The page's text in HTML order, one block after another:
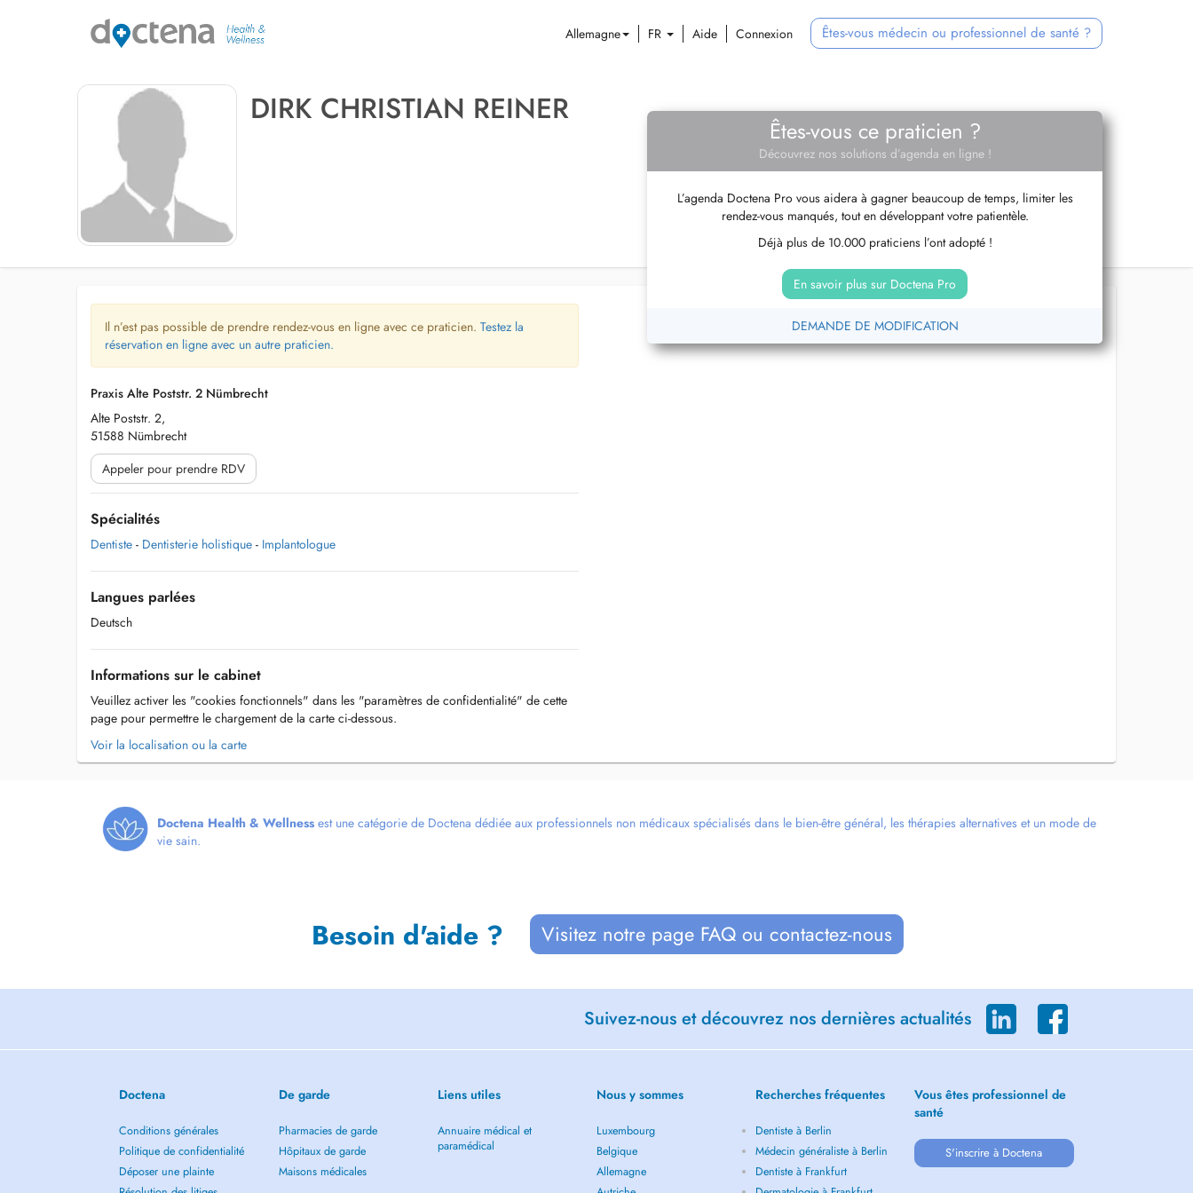
Allemagne FR Aide Connexion Êtes-vous médecin ou professionnel de santé ?
DIRK CHRISTIAN REINER
Êtes-vous ce praticien ?
Découvrez nos solutions d’agenda en ligne !
L’agenda Doctena Pro vous aidera à gagner beaucoup de temps, limiter les
rendez-vous manqués, tout en développant votre patientèle.
Déjà plus de 10.000 praticiens l’ont adopté !
En savoir plus sur Doctena Pro
DEMANDE DE MODIFICATION
Il n’est pas possible de prendre rendez-vous en ligne avec ce praticien. Testez la
réservation en ligne avec un autre praticien.
Praxis Alte Poststr. 2 Nümbrecht
Alte Poststr. 2,
51588 Nümbrecht
Appeler pour prendre RDV
Spécialités
Dentiste - Dentisterie holistique - Implantologue
Langues parlées
Deutsch
Informations sur le cabinet
Veuillez activer les "cookies fonctionnels" dans les "paramètres de confidentialité" de cette
page pour permettre le chargement de la carte ci-dessous.
Voir la localisation ou la carte
Doctena Health & Wellness est une catégorie de Doctena dédiée aux professionnels non médicaux spécialisés dans le bien-être général, les thérapies alternatives et un mode de
vie sain.
Besoin d'aide ? Visitez notre page FAQ ou contactez-nous
Suivez-nous et découvrez nos dernières actualités
Doctena
Conditions générales
Politique de confidentialité
Déposer une plainte
De garde
Pharmacies de garde
Hôpitaux de garde
Maisons médicales
Liens utiles
Annuaire médical et
paramédical
Nous y sommes
Luxembourg
Belgique
Allemagne
Recherches fréquentes
Dentiste à Berlin
Médecin généraliste à Berlin
Dentiste à Frankfurt
Vous êtes professionnel de
santé
S'inscrire à Doctena